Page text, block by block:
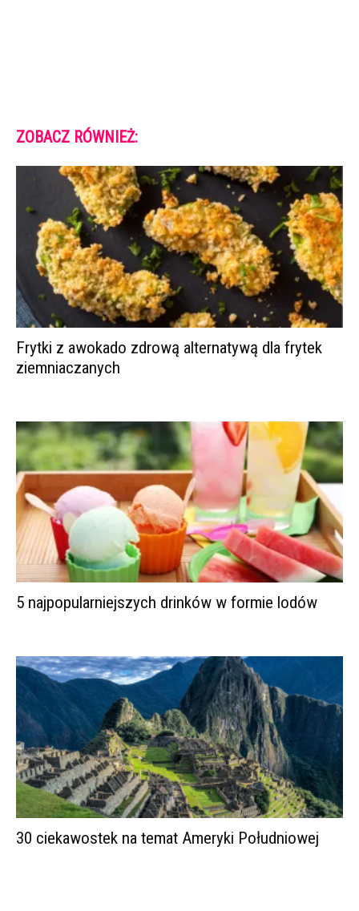
ZOBACZ RÓWNIEŻ:
Frytki z awokado zdrową alternatywą dla frytek
ziemniaczanych
5 najpopularniejszych drinków w formie lodów
30 ciekawostek na temat Ameryki Południowej